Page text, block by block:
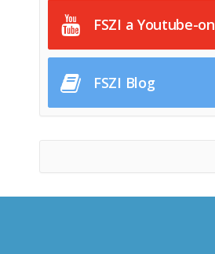
FSZI a Youtube-on
FSZI Blog